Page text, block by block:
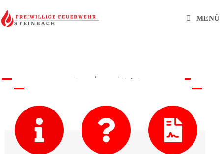
MENÜ
GESUCHT
MITMACHEN OHNE MITMACHEN